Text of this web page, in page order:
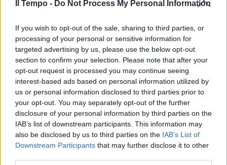
Il Tempo - Do Not Process My Personal Information
If you wish to opt-out of the sale, sharing to third parties, or
processing of your personal or sensitive information for
targeted advertising by us, please use the below opt-out
section to confirm your selection. Please note that after your
opt-out request is processed you may continue seeing
interest-based ads based on personal information utilized by
us or personal information disclosed to third parties prior to
your opt-out. You may separately opt-out of the further
disclosure of your personal information by third parties on the
IAB’s list of downstream participants. This information may
also be disclosed by us to third parties on the IAB’s List of
Downstream Participants that may further disclose it to other
In evidenza